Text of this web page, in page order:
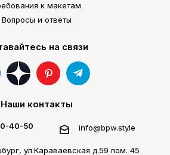
к макетам
Вопросы и ответы
на связи
Наши контакты
40-50 info@bpw.style
ул.Караваевская д.59 пом. 45